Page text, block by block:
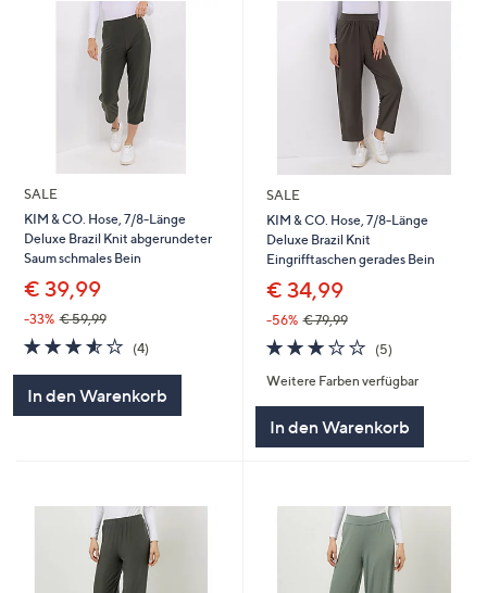
SALE
KIM & CO. Hose, 7/8-Länge
Deluxe Brazil Knit abgerundeter
Saum schmales Bein
€ 39,99
-33% € 59,99
3.5
von
5
(4)
In den Warenkorb
SALE
KIM & CO. Hose, 7/8-Länge
Deluxe Brazil Knit
Eingrifftaschen gerades Bein
€ 34,99
-56% € 79,99
3.2
von
5
(5)
Weitere Farben verfügbar
In den Warenkorb